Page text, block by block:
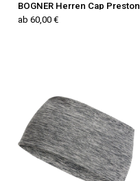
BOGNER Herren Cap Preston
ab 60,00 €